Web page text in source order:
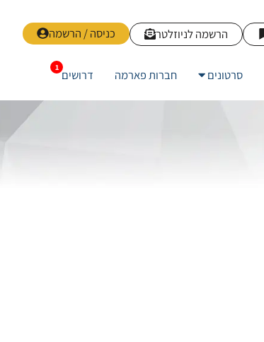
כניסה / הרשמה הרשמה לניוזלטר
סרטונים חברות פארמה דרושים